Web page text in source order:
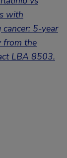
with
5-year
from the
LBA 8503.